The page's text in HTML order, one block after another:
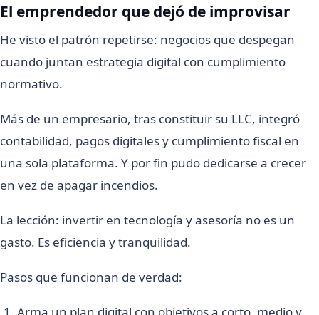
El emprendedor que dejó de improvisar
He visto el patrón repetirse: negocios que despegan
cuando juntan estrategia digital con cumplimiento
normativo.
Más de un empresario, tras constituir su LLC, integró
contabilidad, pagos digitales y cumplimiento fiscal en
una sola plataforma. Y por fin pudo dedicarse a crecer
en vez de apagar incendios.
La lección: invertir en tecnología y asesoría no es un
gasto. Es eficiencia y tranquilidad.
Pasos que funcionan de verdad:
Arma un plan digital con objetivos a corto, medio y